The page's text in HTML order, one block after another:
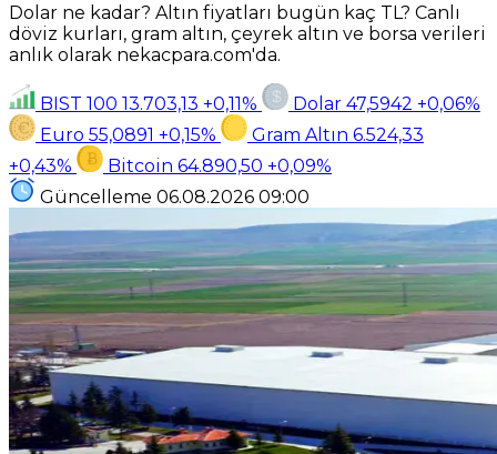
Dolar ne kadar? Altın fiyatları bugün kaç TL? Canlı
döviz kurları, gram altın, çeyrek altın ve borsa verileri
anlık olarak nekacpara.com'da.
BIST 100 13.703,13 +0,11% Dolar 47,5942 +0,06%
Euro 55,0891 +0,15% Gram Altın 6.524,33
+0,43%
Bitcoin 64.890,50 +0,09%
Güncelleme 06.08.2026 09:00